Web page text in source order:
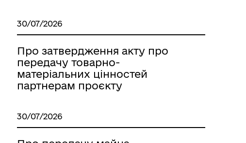
30/07/2026
Про затвердження акту про
передачу товарно-
матеріальних цінностей
партнерам проєкту
30/07/2026